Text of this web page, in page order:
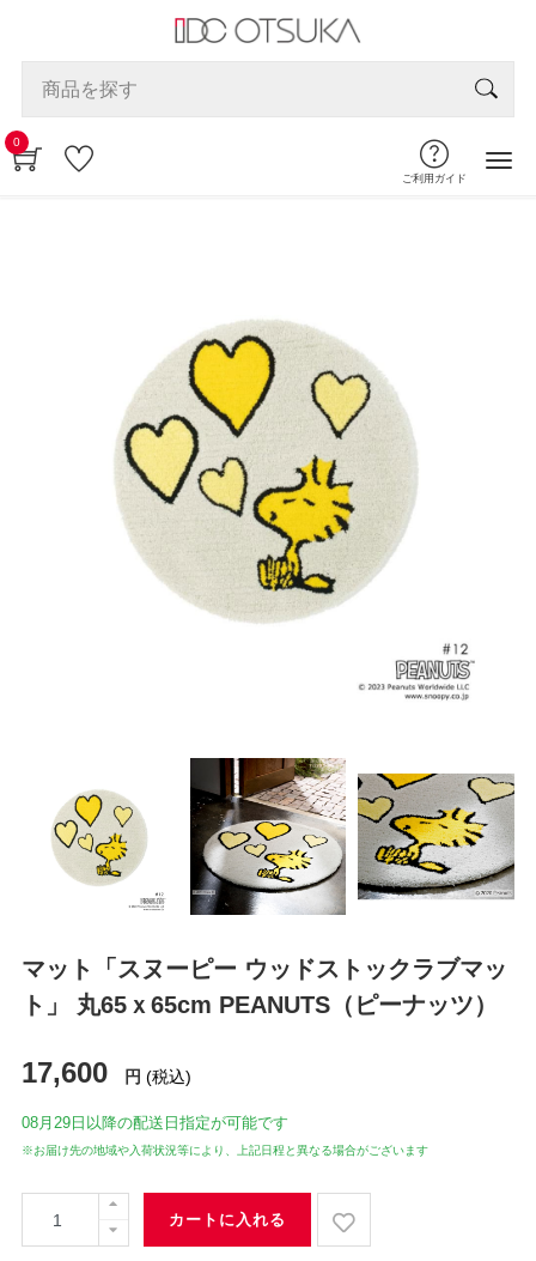
0
ご利用ガイド
マット「スヌーピー ウッドストックラブマッ
ト」 丸65ｘ65cm PEANUTS（ピーナッツ）
17,600 円 (税込)
08月29日 以降の配送日指定が可能です
※お届け先の地域や入荷状況等により、上記日程と異なる場合がございます
カートに入れる